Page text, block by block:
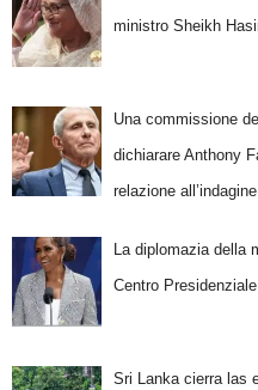
ministro Sheikh
Una commissione
dichiarare Anthony
relazione
La diplomazia della
Centro
Sri Lanka cierra las